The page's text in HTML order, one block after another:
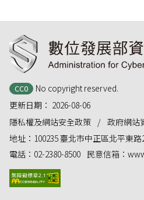
CC0
No copyright reserved.
更新日期： 2026-08-06
隱私權及網站安全政策
政府網站
地址： 100235 臺北市中正區北平東路
電話： 02-2380-8500 民意信箱：